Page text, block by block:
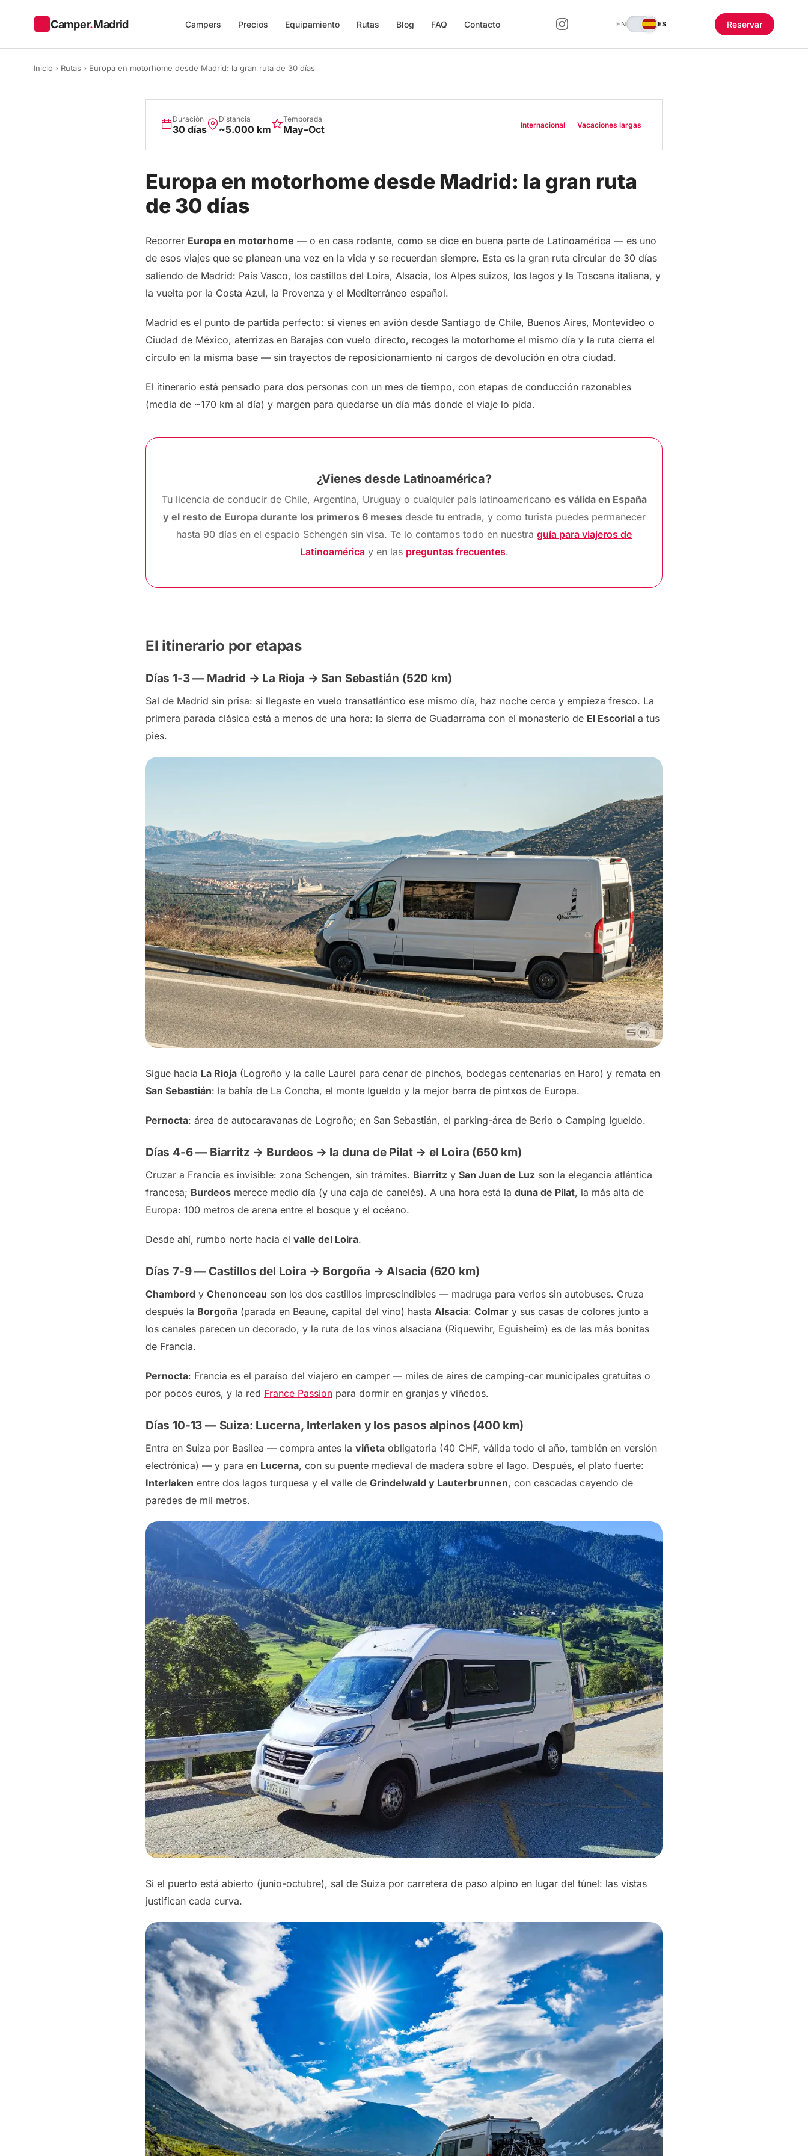
Camper.Madrid Campers Precios Equipamiento Rutas Blog FAQ Contacto EN ES Reservar
Inicio › Rutas › Europa en motorhome desde Madrid: la gran ruta de 30 días
Duración
30 días
Distancia
~5.000 km
Temporada
May–Oct Internacional Vacaciones largas
Europa en motorhome desde Madrid: la gran ruta
de 30 días
Recorrer Europa en motorhome — o en casa rodante, como se dice en buena parte de Latinoamérica — es uno
de esos viajes que se planean una vez en la vida y se recuerdan siempre. Esta es la gran ruta circular de 30 días
saliendo de Madrid: País Vasco, los castillos del Loira, Alsacia, los Alpes suizos, los lagos y la Toscana italiana, y
la vuelta por la Costa Azul, la Provenza y el Mediterráneo español.
Madrid es el punto de partida perfecto: si vienes en avión desde Santiago de Chile, Buenos Aires, Montevideo o
Ciudad de México, aterrizas en Barajas con vuelo directo, recoges la motorhome el mismo día y la ruta cierra el
círculo en la misma base — sin trayectos de reposicionamiento ni cargos de devolución en otra ciudad.
El itinerario está pensado para dos personas con un mes de tiempo, con etapas de conducción razonables
(media de ~170 km al día) y margen para quedarse un día más donde el viaje lo pida.
¿Vienes desde Latinoamérica?
Tu licencia de conducir de Chile, Argentina, Uruguay o cualquier país latinoamericano es válida en España
y el resto de Europa durante los primeros 6 mesesdesde tu entrada, y como turista puedes permanecer
hasta 90 días en el espacio Schengen sin visa. Te lo contamos todo en nuestra guía para viajeros de
Latinoaméricay en las preguntas frecuentes.
El itinerario por etapas
Días 1-3 — Madrid → La Rioja → San Sebastián (520 km)
Sal de Madrid sin prisa: si llegaste en vuelo transatlántico ese mismo día, haz noche cerca y empieza fresco. La
primera parada clásica está a menos de una hora: la sierra de Guadarrama con el monasterio de El Escorial a tus
pies.
Sigue hacia La Rioja (Logroño y la calle Laurel para cenar de pinchos, bodegas centenarias en Haro) y remata en
San Sebastián: la bahía de La Concha, el monte Igueldo y la mejor barra de pintxos de Europa.
Pernocta: área de autocaravanas de Logroño; en San Sebastián, el parking-área de Berio o Camping Igueldo.
Días 4-6 — Biarritz → Burdeos → la duna de Pilat → el Loira (650 km)
Cruzar a Francia es invisible: zona Schengen, sin trámites. Biarritz y San Juan de Luz son la elegancia atlántica
francesa; Burdeos merece medio día (y una caja de canelés). A una hora está la duna de Pilat, la más alta de
Europa: 100 metros de arena entre el bosque y el océano.
Desde ahí, rumbo norte hacia el valle del Loira.
Días 7-9 — Castillos del Loira → Borgoña → Alsacia (620 km)
Chambord y Chenonceau son los dos castillos imprescindibles — madruga para verlos sin autobuses. Cruza
después la Borgoña (parada en Beaune, capital del vino) hasta Alsacia: Colmar y sus casas de colores junto a
los canales parecen un decorado, y la ruta de los vinos alsaciana (Riquewihr, Eguisheim) es de las más bonitas
de Francia.
Pernocta: Francia es el paraíso del viajero en camper — miles de aires de camping-car municipales gratuitas o
por pocos euros, y la red France Passion para dormir en granjas y viñedos.
Días 10-13 — Suiza: Lucerna, Interlaken y los pasos alpinos (400 km)
Entra en Suiza por Basilea — compra antes la viñeta obligatoria (40 CHF, válida todo el año, también en versión
electrónica) — y para en Lucerna, con su puente medieval de madera sobre el lago. Después, el plato fuerte:
Interlaken entre dos lagos turquesa y el valle de Grindelwald y Lauterbrunnen, con cascadas cayendo de
paredes de mil metros.
Si el puerto está abierto (junio-octubre), sal de Suiza por carretera de paso alpino en lugar del túnel: las vistas
justifican cada curva.